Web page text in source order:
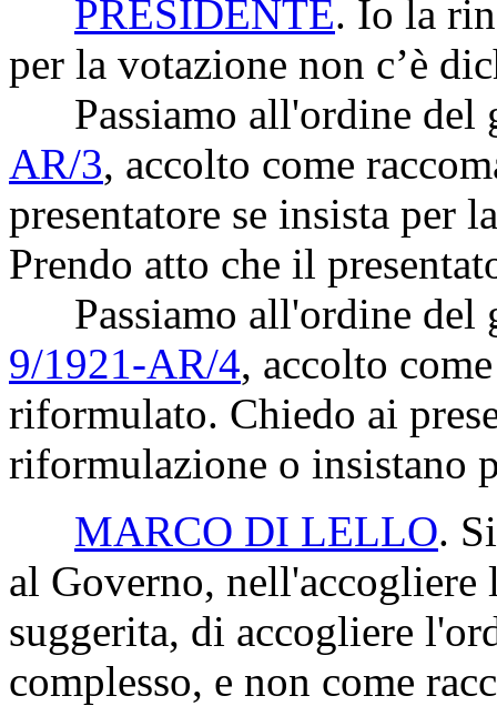
PRESIDENTE. Io la
per la votazione non c’è
Passiamo all'ordine del
AR/3, accolto come
presentatore se insista per
Prendo atto che il
Passiamo all'ordine
9/1921-AR/4, accolto
riformulato. Chiedo ai
riformulazione o insistano
MARCO DI LELLO.
al Governo,
suggerita, di accogliere
complesso, e non come